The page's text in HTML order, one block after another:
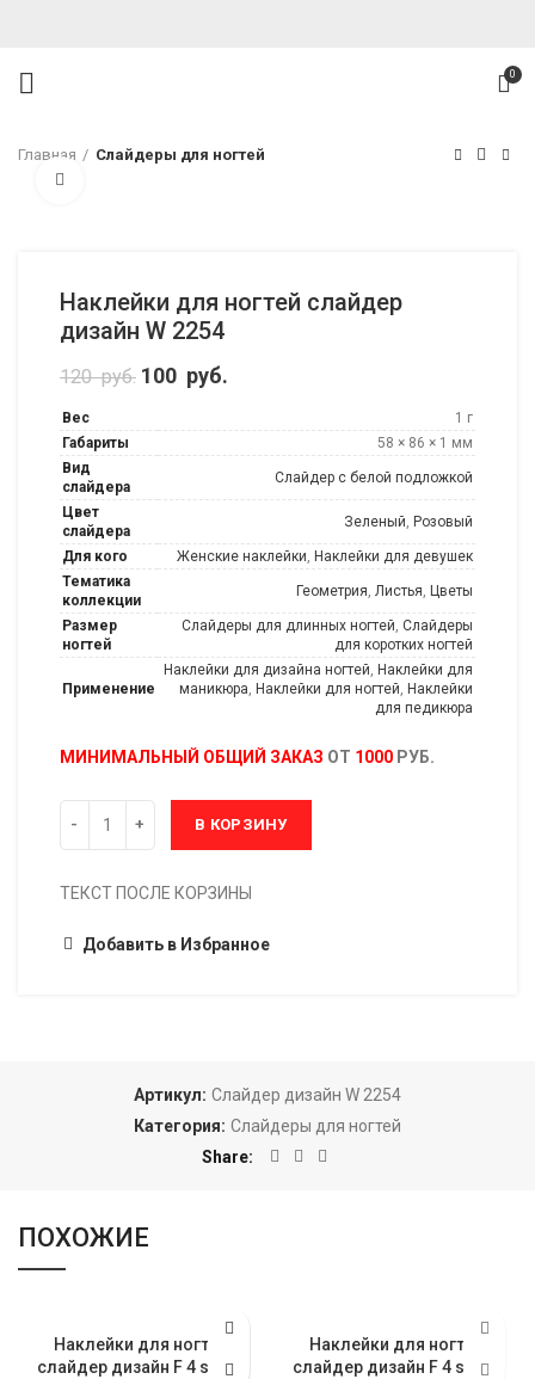
0
Главная
Слайдеры для ногтей
Наклейки для ногтей слайдер
дизайн W 2254
120руб. Первоначальная цена составляла 120
100 руб.
Вес
1 г
Габариты
58 × 86 × 1 мм
Вид
слайдера
Слайдер с белой подложкой
Цвет
слайдера
Зеленый, Розовый
Для кого Женские наклейки, Наклейки для девушек
Тематика
коллекции
Геометрия, Листья, Цветы
Размер
ногтей
Слайдеры для длинных ногтей, Слайдеры
для коротких ногтей
Применение
Наклейки для дизайна ногтей, Наклейки для
маникюра, Наклейки для ногтей, Наклейки
для педикюра
МИНИМАЛЬНЫЙ ОБЩИЙ ЗАКАЗ ОТ 1000 РУБ.
В КОРЗИНУ
ТЕКСТ ПОСЛЕ КОРЗИНЫ
Добавить в Избранное
Артикул: Слайдер дизайн W 2254
Категория: Слайдеры для ногтей
Share
ПОХОЖИЕ
Наклейки для ногтей
слайдер дизайн F 4 silver
Наклейки для ногтей
слайдер дизайн F 4 silver